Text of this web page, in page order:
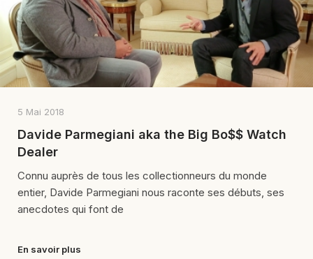
5 Mai 2018
Davide Parmegiani aka the Big Bo$$ Watch
Dealer
Connu auprès de tous les collectionneurs du monde
entier, Davide Parmegiani nous raconte ses débuts, ses
anecdotes qui font de
En savoir plus